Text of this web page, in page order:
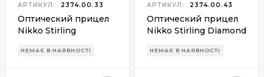
АРТИКУЛ: 2374.00.33
Оптический прицел
Nikko Stirling
подсветкой
НЕМАЄ В НАЯВНОСТІ
АРТИКУЛ: 2374.00.43
Оптический прицел
Nikko Stirling Diamond
подсветкой
НЕМАЄ В НАЯВНОСТІ